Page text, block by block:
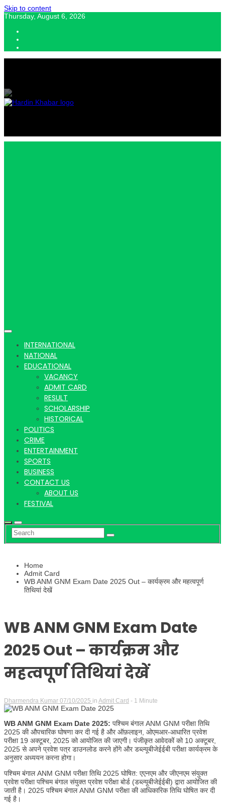
Skip to content
Thursday, August 6, 2026
news |
Latest
Hindi
News
INTERNATIONAL
NATIONAL
EDUCATIONAL
VACANCY
ADMIT CARD
RESULT
SCHOLARSHIP
HISTORICAL
POLITICS
CRIME
ENTERTAINMENT
SPORTS
BUSINESS
CONTACT US
ABOUT US
FESTIVAL
Home
Admit Card
WB ANM GNM Exam Date 2025 Out – कार्यक्रम और महत्वपूर्ण
तिथियां देखें
WB ANM GNM Exam Date
2025 Out – कार्यक्रम और
महत्वपूर्ण तिथियां देखें
Dharmendra Kumar 07/10/2025 in Admit Card - 1 Minute
WB ANM GNM Exam Date 2025: पश्चिम बंगाल ANM GNM परीक्षा तिथि
2025 की औपचारिक घोषणा कर दी गई है और ऑफ़लाइन, ओएमआर-आधारित प्रवेश
परीक्षा 19 अक्टूबर, 2025 को आयोजित की जाएगी। पंजीकृत आवेदकों को 10 अक्टूबर,
2025 से अपने प्रवेश पत्र डाउनलोड करने होंगे और डब्ल्यूबीजेईईबी परीक्षा कार्यक्रम के
अनुसार अध्ययन करना होगा।
पश्चिम बंगाल ANM GNM परीक्षा तिथि 2025 घोषित: एएनएम और जीएनएम संयुक्त
प्रवेश परीक्षा पश्चिम बंगाल संयुक्त प्रवेश परीक्षा बोर्ड (डब्ल्यूबीजेईईबी) द्वारा आयोजित की
जाती है। 2025 पश्चिम बंगाल ANM GNM परीक्षा की आधिकारिक तिथि घोषित कर दी
गई है।